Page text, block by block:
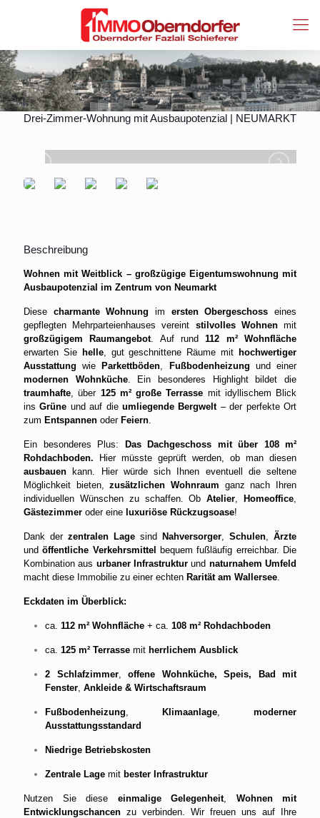
Drei-Zimmer-Wohnung mit Ausbaupotenzial | NEUMARKT
Beschreibung
Wohnen mit Weitblick – großzügige Eigentumswohnung mit
Ausbaupotenzial im Zentrum von Neumarkt
Diese charmante Wohnung im ersten Obergeschoss eines
gepflegten Mehrparteienhauses vereint stilvolles Wohnenmit
großzügigem Raumangebot. Auf rund112 m² Wohnfläche
erwarten Sie helle, gut geschnittene Räume mit hochwertiger
Ausstattung wie Parkettböden Fußbodenheizung und einer
modernen Wohnküche. Ein besonderes Highlight bildet die
traumhafte , über 125 m² große Terrasse mit idyllischem Blick
insGrüne und auf dieumliegende Bergwelt– der perfekte Ort
zum Entspannen oder Feiern
Ein besonderes Plus:
Das Dachgeschoss mit über 108 m²
Rohdachboden.
Hier müsste geprüft werden, ob man diesen
ausbauen
kann. Hier würde sich Ihnen eventuell die seltene
Möglichkeit bieten,zusätzlichen Wohnraum ganz nach Ihren
individuellen Wünschen zu schaffen. ObAtelier Homeoffice
Gästezimmer oder eine luxuriöse Rückzugsoase!
Dank der zentralen Lage sind Nahversorger Schulen
Ärzte
undöffentliche Verkehrsmittel
bequem fußläufig erreichbar. Die
Kombination aus urbaner Infrastruktur und naturnahem Umfeld
macht diese Immobilie zu einer echten Rarität am Wallersee
Eckdaten im Überblick:
ca. 112 m² Wohnfläche + ca. 108 m² Rohdachboden
ca. 125 m² Terrasse mit herrlichem Ausblick
2 Schlafzimmer, offene Wohnküche, Speis,
Bad mit
Fenster Ankleide & Wirtschaftsraum
Fußbodenheizung Klimaanlage
moderner
Ausstattungsstandard
Niedrige Betriebskosten
Zentrale Lage mit bester Infrastruktur
Nutzen Sie diese einmalige Gelegenheit, Wohnen mit
Entwicklungschancen zu verbinden. Wir freuen uns auf Ihre